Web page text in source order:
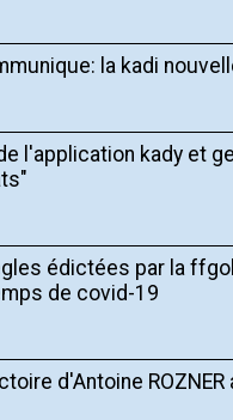
la kadi
l'application kady et
édictées par la
de covid-19
d'Antoine ROZNER